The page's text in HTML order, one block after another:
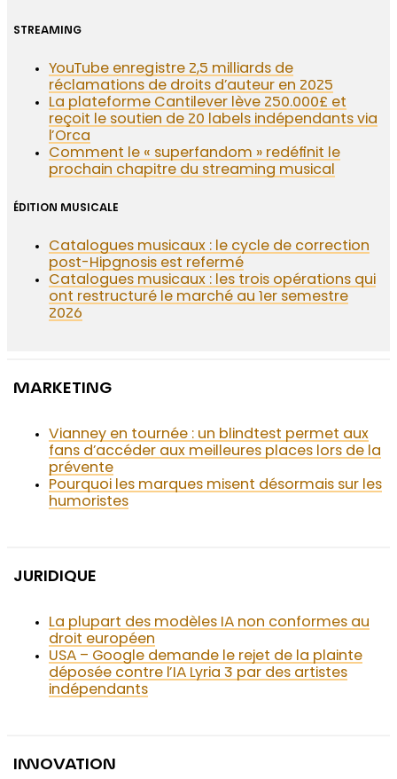
STREAMING
YouTube enregistre 2,5 milliards de
réclamations de droits d’auteur en 2025
La plateforme Cantilever lève 250.000£ et
reçoit le soutien de 20 labels indépendants via
l’Orca
Comment le « superfandom » redéfinit le
prochain chapitre du streaming musical
ÉDITION MUSICALE
Catalogues musicaux : le cycle de correction
post-Hipgnosis est refermé
Catalogues musicaux : les trois opérations qui
ont restructuré le marché au 1er semestre
2026
MARKETING
Vianney en tournée : un blindtest permet aux
fans d’accéder aux meilleures places lors de la
prévente
Pourquoi les marques misent désormais sur les
humoristes
JURIDIQUE
La plupart des modèles IA non conformes au
droit européen
USA – Google demande le rejet de la plainte
déposée contre l’IA Lyria 3 par des artistes
indépendants
INNOVATION